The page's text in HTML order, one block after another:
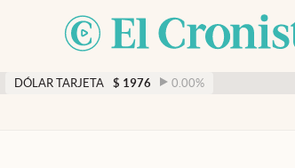
DÓLAR TARJETA $ 1976 0.00%